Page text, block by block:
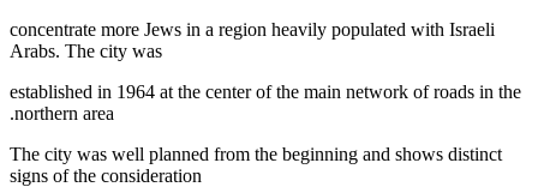
concentrate more Jews in a region heavily populated with Israeli
Arabs. The city was
established in 1964 at the center of the main network of roads in the
northern area.
The city was well planned from the beginning and shows distinct
signs of the consideration